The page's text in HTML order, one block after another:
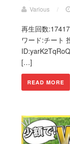
Various /
再生回数
ワード:チート
[…]
READ MORE